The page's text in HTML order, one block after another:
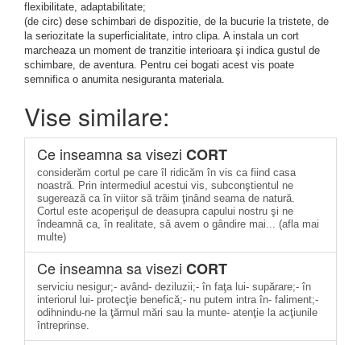
flexibilitate, adaptabilitate;
(de circ) dese schimbari de dispozitie, de la bucurie la tristete, de
la seriozitate la superficialitate, intro clipa. A instala un cort
marcheaza un moment de tranzitie interioara şi indica gustul de
schimbare, de aventura. Pentru cei bogati acest vis poate
semnifica o anumita nesiguranta materiala.
Vise similare:
Ce inseamna sa visezi CORT
considerăm cortul pe care îl ridicăm în vis ca fiind casa
noastră. Prin intermediul acestui vis, subconştientul ne
sugerează ca în viitor să trăim ţinând seama de natură.
Cortul este acoperişul de deasupra capului nostru şi ne
îndeamnă ca, în realitate, să avem o gândire mai... (afla mai
multe)
Ce inseamna sa visezi CORT
serviciu nesigur;- având- deziluzii;- în faţa lui- supărare;- în
interiorul lui- protecţie benefică;- nu putem intra în- faliment;-
odihnindu-ne la ţărmul mări sau la munte- atenţie la acţiunile
întreprinse.